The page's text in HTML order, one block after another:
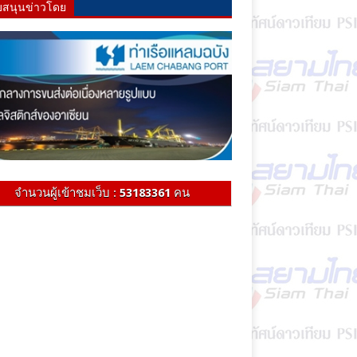
นุนข่าวโดย
จำนวนผู้เข้าชมเว็บ : 53183361 คน